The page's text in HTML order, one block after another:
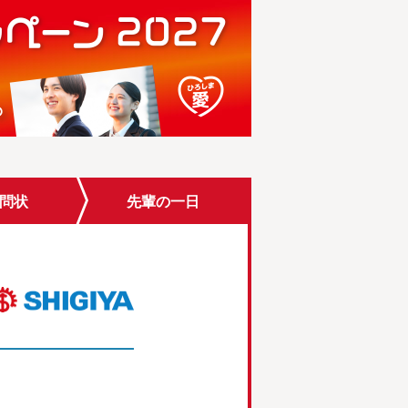
状 先輩の一日